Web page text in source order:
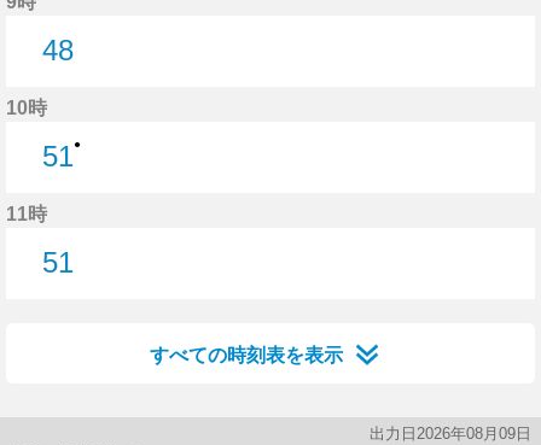
48
10時
51●
11時
51
すべての時刻表を表示
出力日2026年08月09日